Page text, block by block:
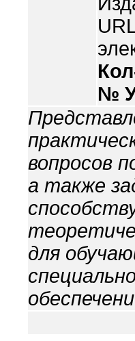
№
вопросов
а также
для